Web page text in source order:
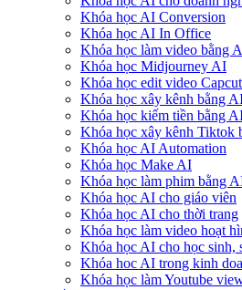
Khóa học AI Conversion
Khóa học AI In Office
Khóa học làm video bằng
Khóa học Midjourney AI
Khóa học edit video Capcut
Khóa học xây kênh bằng
Khóa học kiếm tiền bằng
Khóa học xây kênh Tiktok
Khóa học AI Automation
Khóa học Make AI
Khóa học làm phim bằng
Khóa học AI cho giáo viên
Khóa học AI cho thời trang
Khóa học làm video hoạt
Khóa học AI cho học sinh,
Khóa hoc AI trong kinh
Khóa học làm Youtube